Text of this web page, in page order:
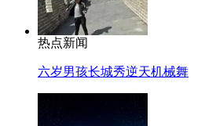
热点新闻
六岁男孩长城秀逆天机械舞